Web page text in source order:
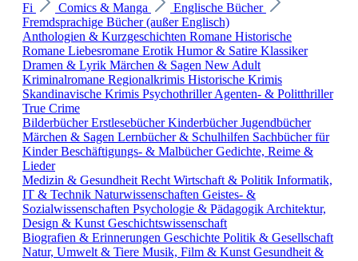
Fi
Comics & Manga
Englische Bücher
Fremdsprachige Bücher (außer Englisch)
Anthologien & Kurzgeschichten Romane Historische
Romane Liebesromane Erotik Humor & Satire Klassiker
Dramen & Lyrik Märchen & Sagen New Adult
Kriminalromane Regionalkrimis Historische Krimis
Skandinavische Krimis PsychothrillerAgenten- & Politthriller
True Crime
BilderbücherErstlesebücherKinderbücherJugendbücher
Märchen & Sagen Lernbücher & Schulhilfen Sachbücher für
KinderBeschäftigungs- & MalbücherGedichte, Reime &
Lieder
Medizin & Gesundheit Recht Wirtschaft & Politik Informatik,
IT & Technik Naturwissenschaften Geistes- &
Sozialwissenschaften Psychologie & Pädagogik Architektur,
Design & Kunst Geschichtswissenschaft
Biografien & Erinnerungen Geschichte Politik & Gesellschaft
Natur, Umwelt & Tiere Musik, Film & Kunst Gesundheit &